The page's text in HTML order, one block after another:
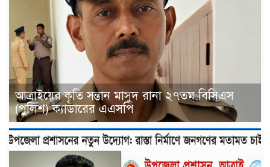
আত্রাইয়ের কৃতি সন্তান মাসুদ রানা ২৭তম বিসিএস
(পুলিশ) ক্যাডারের এএসপি